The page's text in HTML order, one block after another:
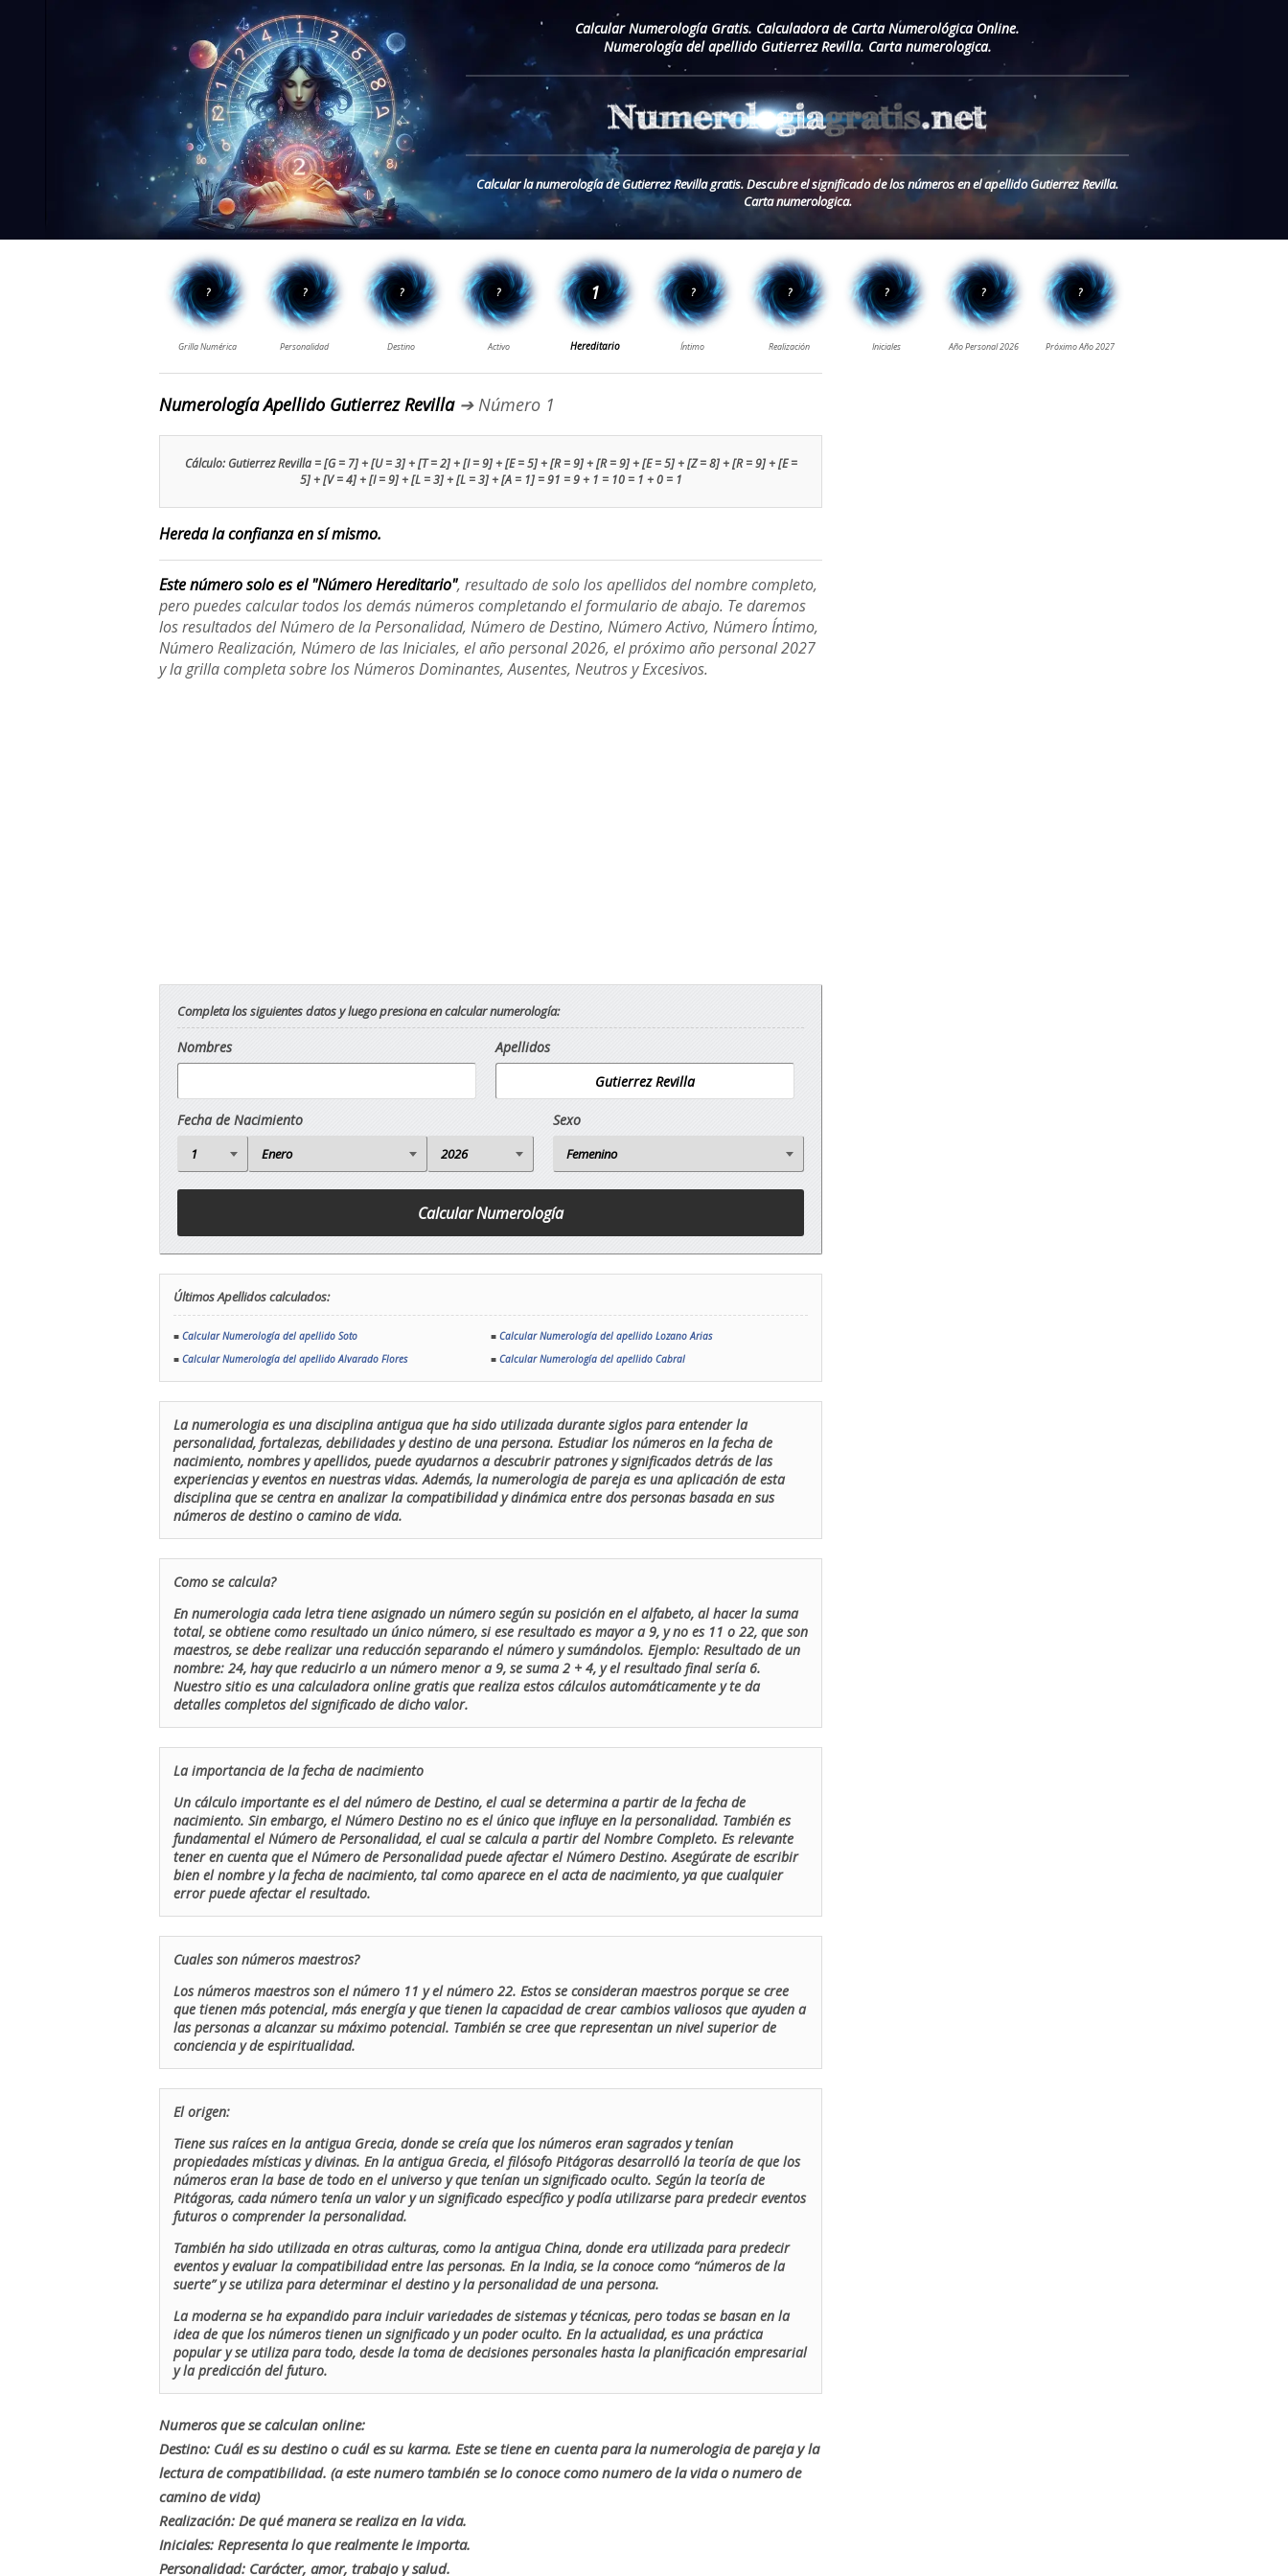
Calcular Numerología Gratis. Calculadora de Carta Numerológica Online.
Numerología del apellido Gutierrez Revilla. Carta numerologica.
Calcular la numerología de Gutierrez Revilla gratis. Descubre el significado de los números en el apellido Gutierrez Revilla.
Carta numerologica.
Numerología Apellido Gutierrez Revilla➔ Número 1
Cálculo: Gutierrez Revilla = [G = 7] + [U = 3] + [T = 2] + [I = 9] + [E = 5] + [R = 9] + [R = 9] + [E = 5] + [Z = 8] + [R = 9] + [E =
5] + [V = 4] + [I = 9] + [L = 3] + [L = 3] + [A = 1] = 91 = 9 + 1 = 10 = 1 + 0 = 1
Hereda la confianza en sí mismo.
Este número solo es el "Número Hereditario", resultado de solo los apellidos del nombre completo,
pero puedes calcular todos los demás números completando el formulario de abajo. Te daremos
los resultados del Número de la Personalidad, Número de Destino, Número Activo, Número Íntimo,
Número Realización, Número de las Iniciales, el año personal 2026, el próximo año personal 2027
y la grilla completa sobre los Números Dominantes, Ausentes, Neutros y Excesivos.
Completa los siguientes datos y luego presiona en calcular numerología:
Nombres Apellidos
Fecha de Nacimiento Sexo
Últimos Apellidos calculados:
■ Calcular Numerología del apellido Soto ■ Calcular Numerología del apellido Lozano Arias
■ Calcular Numerología del apellido Alvarado Flores ■ Calcular Numerología del apellido Cabral
La numerologia es una disciplina antigua que ha sido utilizada durante siglos para entender la
personalidad, fortalezas, debilidades y destino de una persona. Estudiar los números en la fecha de
nacimiento, nombres y apellidos, puede ayudarnos a descubrir patrones y significados detrás de las
experiencias y eventos en nuestras vidas. Además, la numerologia de pareja es una aplicación de esta
disciplina que se centra en analizar la compatibilidad y dinámica entre dos personas basada en sus
números de destino o camino de vida.
Como se calcula?
En numerologia cada letra tiene asignado un número según su posición en el alfabeto, al hacer la suma
total, se obtiene como resultado un único número, si ese resultado es mayor a 9, y no es 11 o 22, que son
maestros, se debe realizar una reducción separando el número y sumándolos. Ejemplo: Resultado de un
nombre: 24, hay que reducirlo a un número menor a 9, se suma 2 + 4, y el resultado final sería 6.
Nuestro sitio es una calculadora online gratis que realiza estos cálculos automáticamente y te da
detalles completos del significado de dicho valor.
La importancia de la fecha de nacimiento
Un cálculo importante es el del número de Destino, el cual se determina a partir de la fecha de
nacimiento. Sin embargo, el Número Destino no es el único que influye en la personalidad. También es
fundamental el Número de Personalidad, el cual se calcula a partir del Nombre Completo. Es relevante
tener en cuenta que el Número de Personalidad puede afectar el Número Destino. Asegúrate de escribir
bien el nombre y la fecha de nacimiento, tal como aparece en el acta de nacimiento, ya que cualquier
error puede afectar el resultado.
Cuales son números maestros?
Los números maestros son el número 11 y el número 22. Estos se consideran maestros porque se cree
que tienen más potencial, más energía y que tienen la capacidad de crear cambios valiosos que ayuden a
las personas a alcanzar su máximo potencial. También se cree que representan un nivel superior de
conciencia y de espiritualidad.
El origen:
Tiene sus raíces en la antigua Grecia, donde se creía que los números eran sagrados y tenían
propiedades místicas y divinas. En la antigua Grecia, el filósofo Pitágoras desarrolló la teoría de que los
números eran la base de todo en el universo y que tenían un significado oculto. Según la teoría de
Pitágoras, cada número tenía un valor y un significado específico y podía utilizarse para predecir eventos
futuros o comprender la personalidad.
También ha sido utilizada en otras culturas, como la antigua China, donde era utilizada para predecir
eventos y evaluar la compatibilidad entre las personas. En la India, se la conoce como “números de la
suerte” y se utiliza para determinar el destino y la personalidad de una persona.
La moderna se ha expandido para incluir variedades de sistemas y técnicas, pero todas se basan en la
idea de que los números tienen un significado y un poder oculto. En la actualidad, es una práctica
popular y se utiliza para todo, desde la toma de decisiones personales hasta la planificación empresarial
y la predicción del futuro.
Numeros que se calculan online:
Destino: Cuál es su destino o cuál es su karma. Este se tiene en cuenta para la numerologia de pareja y la
lectura de compatibilidad. (a este numero también se lo conoce como numero de la vida o numero de
camino de vida)
Realización: De qué manera se realiza en la vida.
Iniciales: Representa lo que realmente le importa.
Personalidad: Carácter, amor, trabajo y salud.